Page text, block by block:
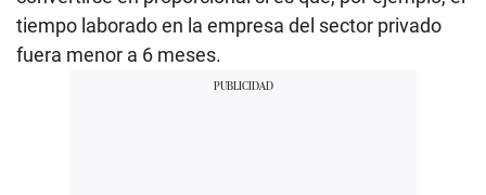
tiempo laborado en la empresa del sector privado
fuera menor a 6 meses.